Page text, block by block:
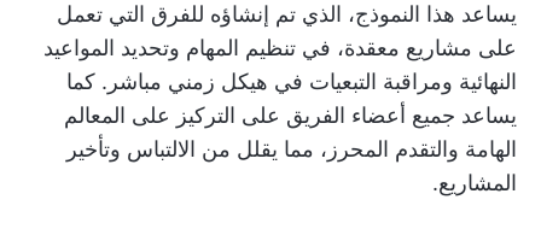
يساعد هذا النموذج، الذي تم إنشاؤه للفرق التي تعمل
على مشاريع معقدة، في تنظيم المهام وتحديد المواعيد
النهائية ومراقبة التبعيات في هيكل زمني مباشر. كما
يساعد جميع أعضاء الفريق على التركيز على المعالم
الهامة والتقدم المحرز، مما يقلل من الالتباس وتأخير
المشاريع.